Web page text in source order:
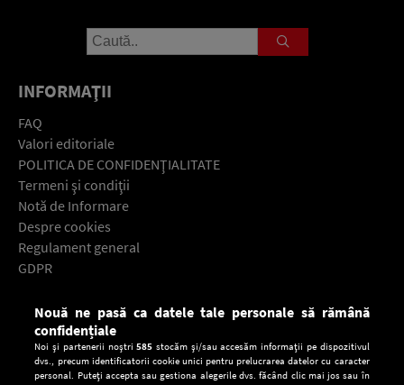
INFORMAŢII
FAQ
Valori editoriale
POLITICA DE CONFIDENŢIALITATE
Termeni şi condiţii
Notă de Informare
Despre cookies
Regulament general
GDPR
Descarcă gratuit aplicaţia Europa FM pentru smartphone:
Nouă ne pasă ca datele tale personale să rămână
confidențiale
Noi și partenerii noștri585 stocăm și/sau accesăm informații pe dispozitivul
dvs., precum identificatorii cookie unici pentru prelucrarea datelor cu caracter
personal. Puteți accepta sau gestiona alegerile dvs. făcând clic mai jos sau în